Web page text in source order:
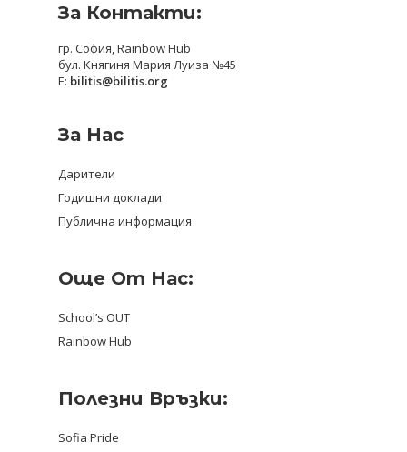
За Контакти:
гр. София, Rainbow Hub
бул. Княгиня Мария Луиза №45
E: bilitis@bilitis.org
За Нас
Дарители
Годишни доклади
Публична информация
Още От Нас:
School’s OUT
Rainbow Hub
Полезни Връзки:
Sofia Pride